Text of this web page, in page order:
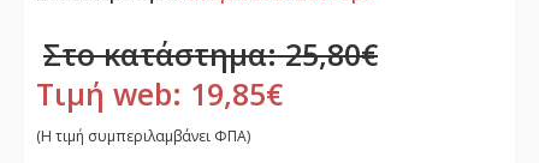
Στο κατάστημα: 25,80€
Τιμή web: 19,85€
(H τιμή συμπεριλαμβάνει ΦΠΑ)